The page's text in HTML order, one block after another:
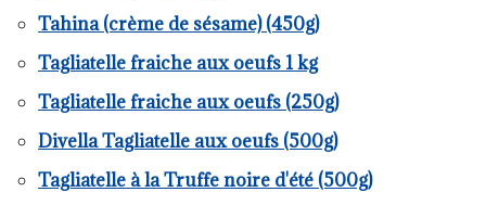
Tahina (crème de sésame) (450g)
Tagliatelle fraiche aux oeufs 1 kg
Tagliatelle fraiche aux oeufs (250g)
Divella Tagliatelle aux oeufs (500g)
Tagliatelle à la Truffe noire d'été (500g)